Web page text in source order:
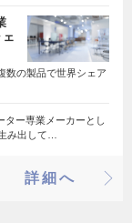
数の製品で世界シェア
ター専業メーカーとし
み出して…
詳細へ